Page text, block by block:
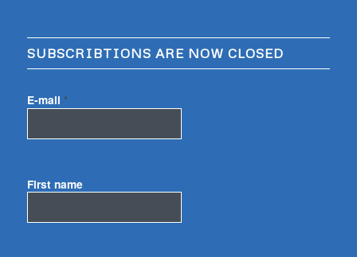
SUBSCRIBTIONS ARE NOW CLOSED
E-mail *
First name